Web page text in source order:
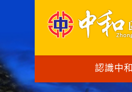
認識中和